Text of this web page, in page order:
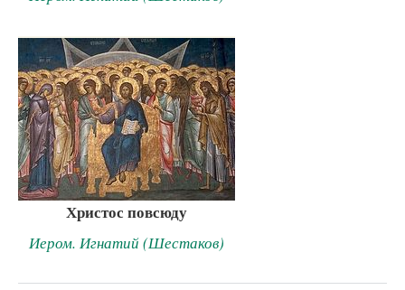
Христос повсюду
Иером. Игнатий (Шестаков)